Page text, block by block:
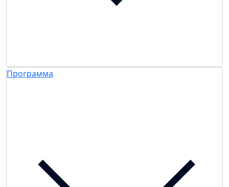
Программа